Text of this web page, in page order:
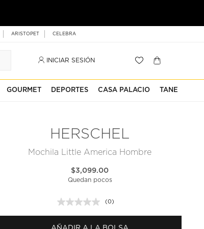
ARISTOPET CELEBRA
INICIAR SESIÓN
GOURMET DEPORTES CASA PALACIO TANE
HERSCHEL
Mochila Little America Hombre
$3,099.00
Quedan pocos
Sin
puntuación.
(0)